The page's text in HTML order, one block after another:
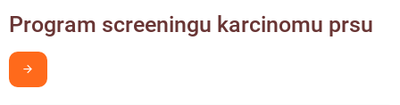
Program screeningu karcinomu prsu